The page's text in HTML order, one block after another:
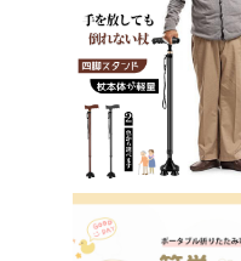
チェア パソコンチェ
ア ベロア調 インテリ
ア 椅子 イス 在宅ワ
ーク アシェル ブリリ
アント C-56